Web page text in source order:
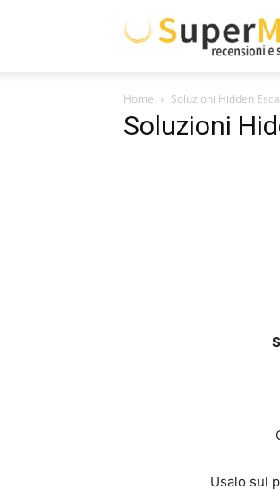
Home Soluzioni Hidden
Soluzioni
Usalo sul